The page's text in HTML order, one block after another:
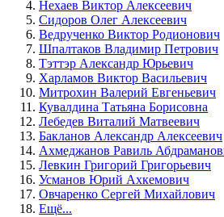
Нехаев Виктор Алексеевич
Сидоров Олег Алексеевич
Ведрученко Виктор Родионович
Шпалтаков Владимир Петрович
Тэттэр Александр Юрьевич
Харламов Виктор Васильевич
Митрохин Валерий Евгеньевич
Кувалдина Татьяна Борисовна
Лебедев Виталий Матвеевич
Бакланов Александр Алексеевич
Ахмеджанов Равиль
Левкин Григорий Григорьевич
Усманов Юрий Ахкемович
Овчаренко Сергей Михайлович
Ещё...